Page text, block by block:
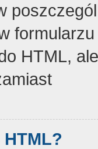
HTML,